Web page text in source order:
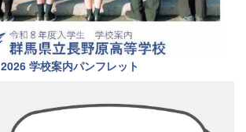
2026 学校案内パンフレット